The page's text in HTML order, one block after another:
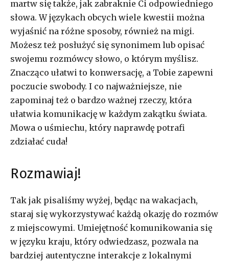
martw się także, jak zabraknie Ci odpowiedniego
słowa. W językach obcych wiele kwestii można
wyjaśnić na różne sposoby, również na migi.
Możesz też posłużyć się synonimem lub opisać
swojemu rozmówcy słowo, o którym myślisz.
Znacząco ułatwi to konwersację, a Tobie zapewni
poczucie swobody. I co najważniejsze, nie
zapominaj też o bardzo ważnej rzeczy, która
ułatwia komunikację w każdym zakątku świata.
Mowa o uśmiechu, który naprawdę potrafi
zdziałać cuda!
Rozmawiaj!
Tak jak pisaliśmy wyżej, będąc na wakacjach,
staraj się wykorzystywać każdą okazję do rozmów
z miejscowymi. Umiejętność komunikowania się
w języku kraju, który odwiedzasz, pozwala na
bardziej autentyczne interakcje z lokalnymi